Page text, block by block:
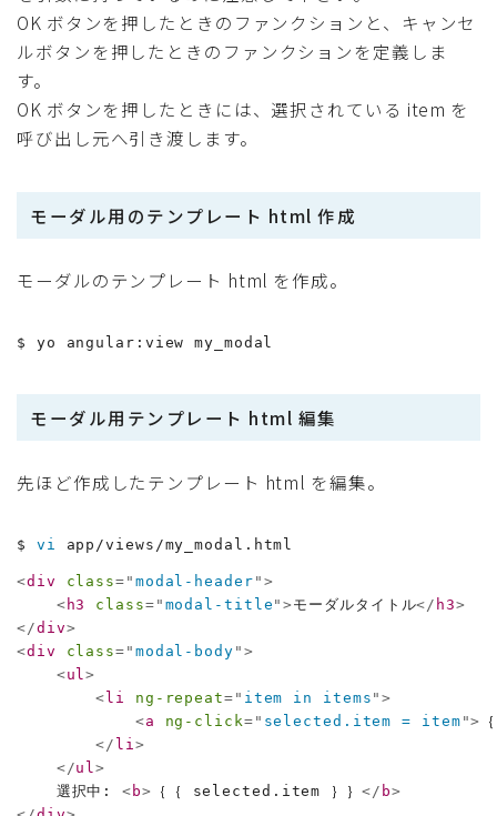
OK ボタンを押したときのファンクションと、キャンセ
ルボタンを押したときのファンクションを定義しま
す。
OK ボタンを押したときには、選択されている item を
呼び出し元へ引き渡します。
モーダル用のテンプレート html 作成
モーダルのテンプレート html を作成。
$ yo angular:view my_modal
モーダル用テンプレート html 編集
先ほど作成したテンプレート html を編集。
$ vi app/views/my_modal.html
<div class= " modal-header " >
< h3 class= " modal-title "> モーダルタイトル</ h3>
</div>
<div class= " modal-body " >
<ul>
< li ng-repeat= " item in items ">
<a ng-click= " selected.item = item ">
</ li>
</ul>
    選択中:
< b> ｛｛ selected.item ｝｝ </ b>